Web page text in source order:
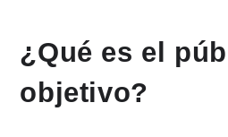
¿Qué es el
objetivo?